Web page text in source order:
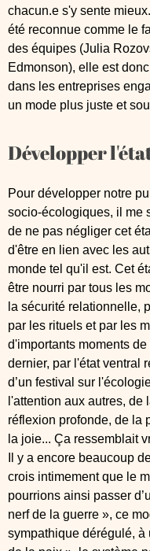
chacun.e s'y sente
été reconnue comme le
des équipes (Julia
Edmonson), elle est
dans les entreprises
un mode plus juste et
Développer
Pour développer notre
socio-écologiques, il me
de ne pas négliger cet
d'être en lien avec les
monde tel qu'il est. Cet
être nourri par tous les
la sécurité relationnelle,
par les rituels et par les
d'importants moments
dernier, par l'état ventral
d’un festival sur
l'attention aux autres,
réflexion profonde, de la
la joie... Ça ressemblait
Il y a encore beaucoup
crois intimement que le
pourrions ainsi passer
nerf de la guerre », ce
sympathique dérégulé, à